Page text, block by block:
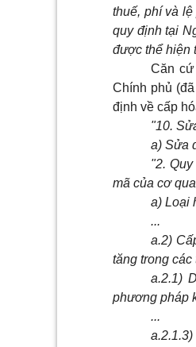
thuế, phí và
quy định tại
được thể hiện
Căn cứ
Chính phủ
định về cấp
"10.
a) Sửa
"2.
mã của cơ
a) Loại
...
a.2)
tăng trong
a.2.1)
phương pháp
...